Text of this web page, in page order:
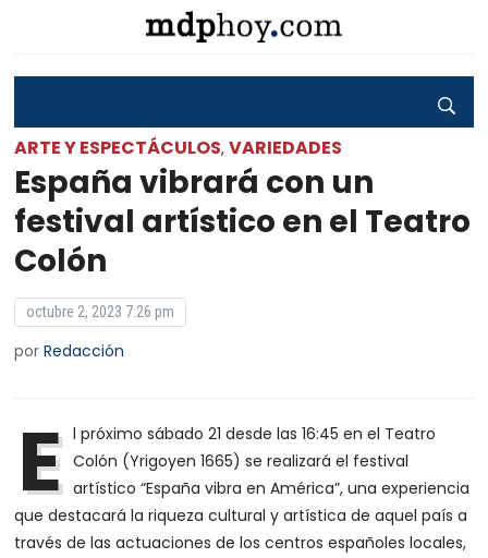
ARTE Y ESPECTÁCULOS,VARIEDADES
España vibrará con un
festival artístico en el Teatro
Colón
octubre 2, 2023 7:26 pm
porRedacción
E l próximo sábado 21 desde las 16:45 en el Teatro
Colón (Yrigoyen 1665) se realizará el festival
artístico “España vibra en América”, una experiencia
que destacará la riqueza cultural y artística de aquel país a
través de las actuaciones de los centros españoles locales,